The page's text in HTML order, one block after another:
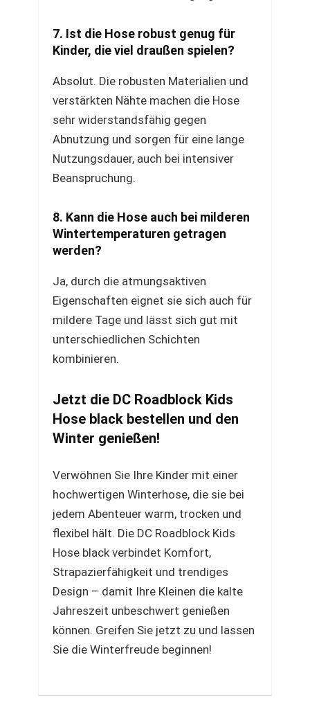
7. Ist die Hose robust genug für
Kinder, die viel draußen spielen?
Absolut. Die robusten Materialien und
verstärkten Nähte machen die Hose
sehr widerstandsfähig gegen
Abnutzung und sorgen für eine lange
Nutzungsdauer, auch bei intensiver
Beanspruchung.
8. Kann die Hose auch bei milderen
Wintertemperaturen getragen
werden?
Ja, durch die atmungsaktiven
Eigenschaften eignet sie sich auch für
mildere Tage und lässt sich gut mit
unterschiedlichen Schichten
kombinieren.
Jetzt die DC Roadblock Kids
Hose black bestellen und den
Winter genießen!
Verwöhnen Sie Ihre Kinder mit einer
hochwertigen Winterhose, die sie bei
jedem Abenteuer warm, trocken und
flexibel hält. Die DC Roadblock Kids
Hose black verbindet Komfort,
Strapazierfähigkeit und trendiges
Design – damit Ihre Kleinen die kalte
Jahreszeit unbeschwert genießen
können. Greifen Sie jetzt zu und lassen
Sie die Winterfreude beginnen!